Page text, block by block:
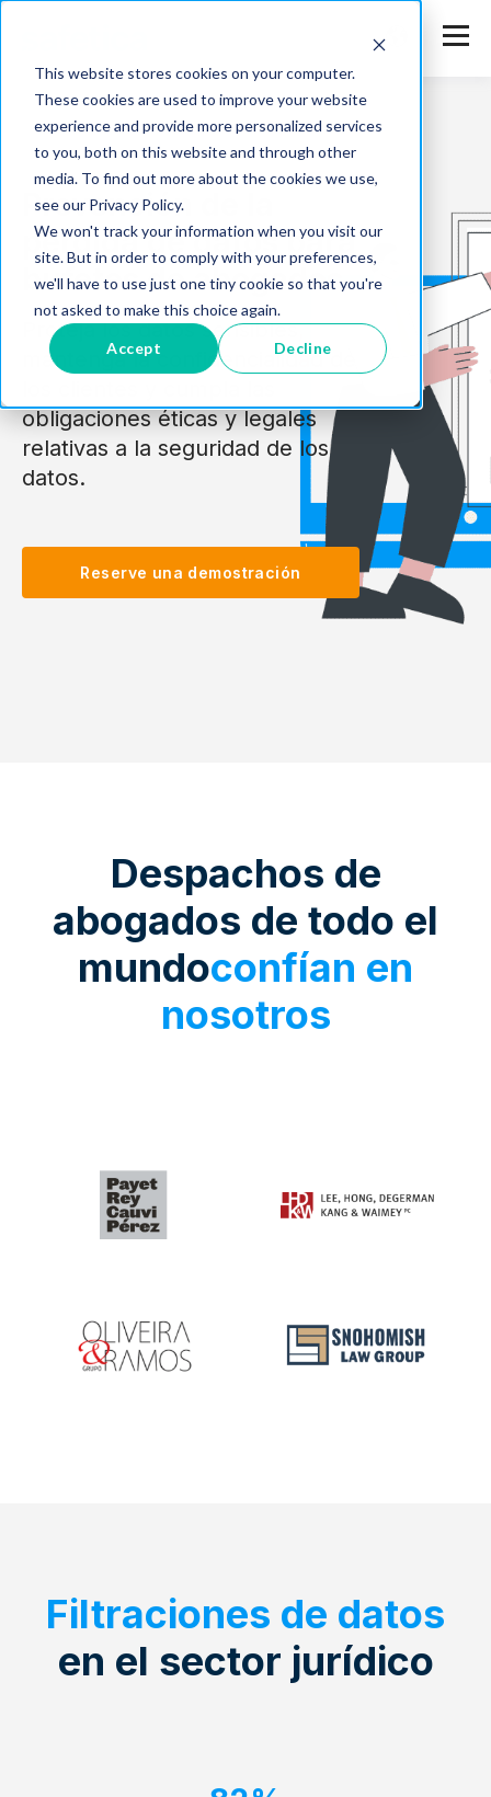
This website stores cookies on your computer.
These cookies are used to improve your website
experience and provide more personalized services
to you, both on this website and through other
media. To find out more about the cookies we use,
see our Privacy Policy.
We won't track your information when you visit our
site. But in order to comply with your preferences,
we'll have to use just one tiny cookie so that you're
not asked to make this choice again.
Accept Decline
Prevención de la
pérdida de datos para
bufetes de abogados
Proteja los datos sensibles,
mantenga la confidencialidad de
obligaciones éticas y legales
relativas a la seguridad de los
datos.
Reserve una demostración
Despachos de
abogados de todo el
mundoconfían en
nosotros
Filtraciones de datos
en el sector jurídico